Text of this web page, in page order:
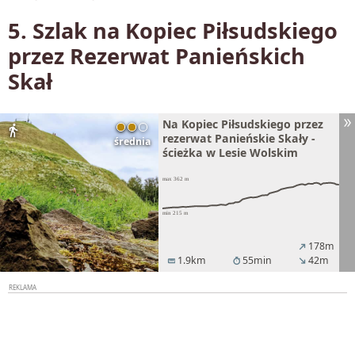
5. Szlak na Kopiec Piłsudskiego
przez Rezerwat Panieńskich
Skał
średnia
directions_walk
Na Kopiec Piłsudskiego przez
rezerwat Panieńskie Skały -
ścieżka w Lesie Wolskim
straighten 1.9km timer 55min
north_east 178m
south_east 42m